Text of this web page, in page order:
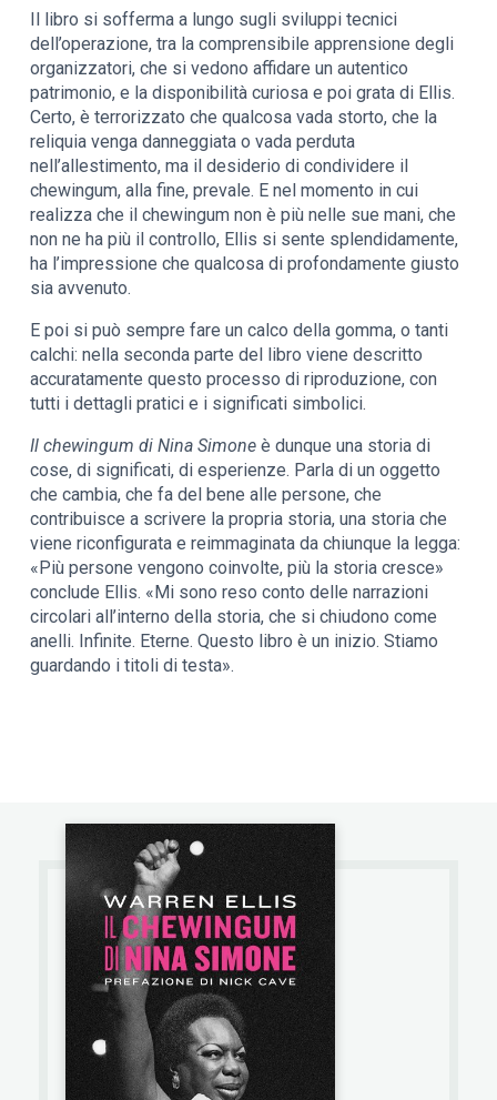
Il libro si sofferma a lungo sugli sviluppi tecnici
dell’operazione, tra la comprensibile apprensione degli
organizzatori, che si vedono affidare un autentico
patrimonio, e la disponibilità curiosa e poi grata di Ellis.
Certo, è terrorizzato che qualcosa vada storto, che la
reliquia venga danneggiata o vada perduta
nell’allestimento, ma il desiderio di condividere il
chewingum, alla fine, prevale. E nel momento in cui
realizza che il chewingum non è più nelle sue mani, che
non ne ha più il controllo, Ellis si sente splendidamente,
ha l’impressione che qualcosa di profondamente giusto
sia avvenuto.
E poi si può sempre fare un calco della gomma, o tanti
calchi: nella seconda parte del libro viene descritto
accuratamente questo processo di riproduzione, con
tutti i dettagli pratici e i significati simbolici.
Il chewingum di Nina Simone è dunque una storia di
cose, di significati, di esperienze. Parla di un oggetto
che cambia, che fa del bene alle persone, che
contribuisce a scrivere la propria storia, una storia che
viene riconfigurata e reimmaginata da chiunque la legga:
«Più persone vengono coinvolte, più la storia cresce»
conclude Ellis. «Mi sono reso conto delle narrazioni
circolari all’interno della storia, che si chiudono come
anelli. Infinite. Eterne. Questo libro è un inizio. Stiamo
guardando i titoli di testa».